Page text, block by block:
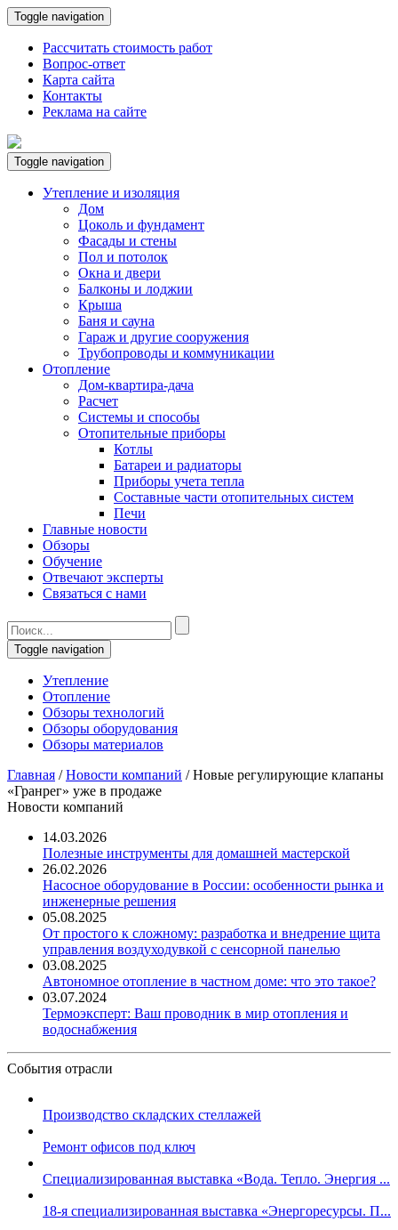
Toggle navigation
Рассчитать стоимость работ
Вопрос-ответ
Карта сайта
Контакты
Реклама на сайте
Toggle navigation
Утепление и изоляция
Дом
Цоколь и фундамент
Фасады и стены
Пол и потолок
Окна и двери
Балконы и лоджии
Крыша
Баня и сауна
Гараж и другие сооружения
Трубопроводы и коммуникации
Отопление
Дом-квартира-дача
Расчет
Системы и способы
Отопительные приборы
Котлы
Батареи и радиаторы
Приборы учета тепла
Составные части отопительных систем
Печи
Главные новости
Обзоры
Обучение
Отвечают эксперты
Связаться с нами
Toggle navigation
Утепление
Отопление
Обзоры технологий
Обзоры оборудования
Обзоры материалов
Главная /Новости компаний /Новые регулирующие клапаны
«Гранрег» уже в продаже
Новости компаний
14.03.2026
Полезные инструменты для домашней мастерской
26.02.2026
Насосное оборудование в России: особенности рынка и
инженерные решения
05.08.2025
От простого к сложному: разработка и внедрение щита
управления воздуходувкой с сенсорной панелью
03.08.2025
Автономное отопление в частном доме: что это такое?
03.07.2024
Термоэксперт: Ваш проводник в мир отопления и
водоснабжения
События отрасли
Производство складских стеллажей
Ремонт офисов под ключ
Специализированная выставка «Вода. Тепло. Энергия ...
18-я специализированная выставка «Энергоресурсы. П...